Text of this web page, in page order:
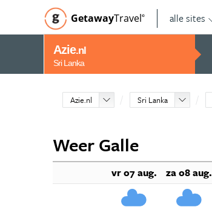
GetawayTravel© alle sites
Azie.nl
Sri Lanka
Azie.nl Sri Lanka
Weer Galle
vr 07 aug. za 08 aug.